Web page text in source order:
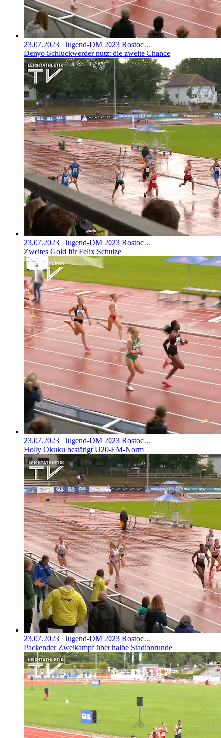
23.07.2023 | Jugend-DM 2023 Rostoc…
Denyo Schluckwerder nutzt die zweite Chance
23.07.2023 | Jugend-DM 2023 Rostoc…
Zweites Gold für Felix Schulze
23.07.2023 | Jugend-DM 2023 Rostoc…
Holly Okuku bestätigt U20-EM-Norm
23.07.2023 | Jugend-DM 2023 Rostoc…
Packender Zweikampf über halbe Stadionrunde